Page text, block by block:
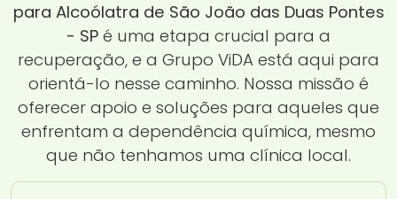
para Alcoólatra de São João das Duas Pontes
- SP é uma etapa crucial para a
recuperação, e a Grupo ViDA está aqui para
orientá-lo nesse caminho. Nossa missão é
oferecer apoio e soluções para aqueles que
enfrentam a dependência química, mesmo
que não tenhamos uma clínica local.